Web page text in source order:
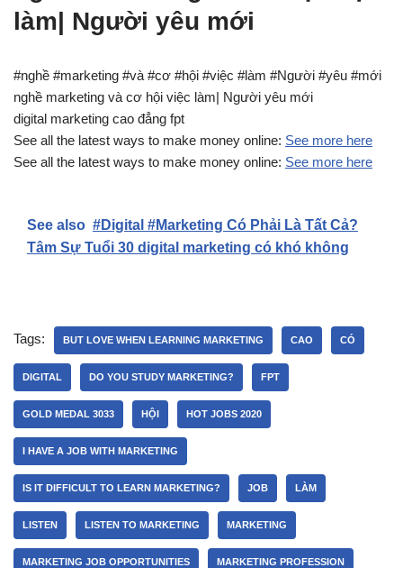
làm| Người yêu mới
#nghề #marketing #và #cơ #hội #việc #làm #Người #yêu #mới
nghề marketing và cơ hội việc làm| Người yêu mới
digital marketing cao đẳng fpt
See all the latest ways to make money online: See more here
See all the latest ways to make money online: See more here
See also #Digital #Marketing Có Phải Là Tất Cả?
Tâm Sự Tuổi 30 digital marketing có khó không
Tags: BUT LOVE WHEN LEARNING MARKETING CAO CÓ
DIGITAL DO YOU STUDY MARKETING? FPT
GOLD MEDAL 3033 HỘI HOT JOBS 2020
I HAVE A JOB WITH MARKETING
IS IT DIFFICULT TO LEARN MARKETING? JOB LÀM
LISTEN LISTEN TO MARKETING MARKETING
MARKETING JOB OPPORTUNITIES MARKETING PROFESSION